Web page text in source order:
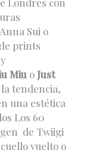
Sui o
prints
Miu oJust
tendencia,
una estética
Los 60
de Twiigi
vuelto o